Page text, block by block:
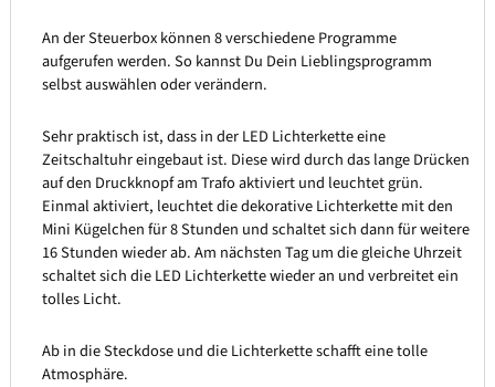
An der Steuerbox können 8 verschiedene Programme
aufgerufen werden. So kannst Du Dein Lieblingsprogramm
selbst auswählen oder verändern.
Sehr praktisch ist, dass in der LED Lichterkette eine
Zeitschaltuhr eingebaut ist. Diese wird durch das lange Drücken
auf den Druckknopf am Trafo aktiviert und leuchtet grün.
Einmal aktiviert, leuchtet die dekorative Lichterkette mit den
Mini Kügelchen für 8 Stunden und schaltet sich dann für weitere
16 Stunden wieder ab. Am nächsten Tag um die gleiche Uhrzeit
schaltet sich die LED Lichterkette wieder an und verbreitet ein
tolles Licht.
Ab in die Steckdose und die Lichterkette schafft eine tolle
Atmosphäre.